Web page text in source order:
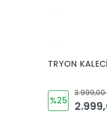
TRYON
%25
3.999,00